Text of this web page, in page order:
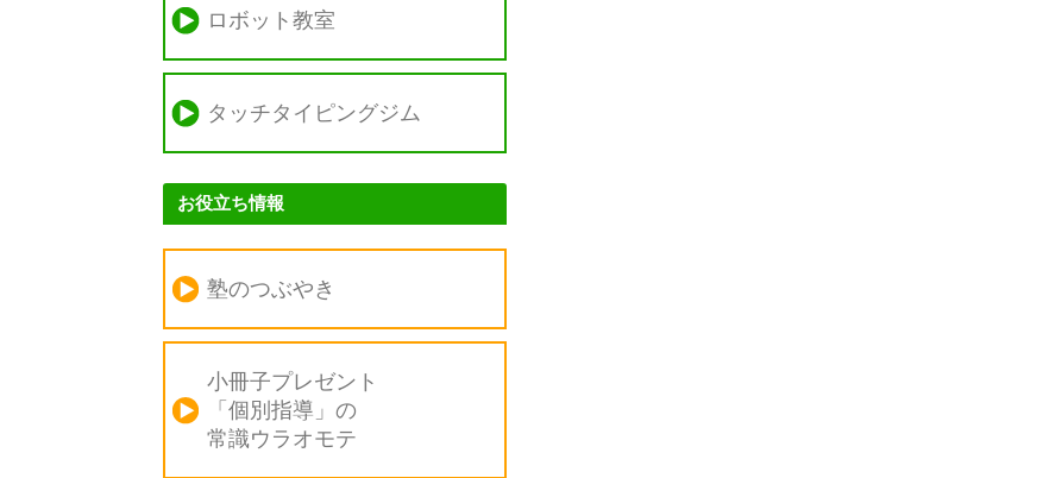
ロボット教室
タッチタイピングジム
お役立ち情報
塾のつぶやき
小冊子プレゼント
「個別指導」の
常識ウラオモテ